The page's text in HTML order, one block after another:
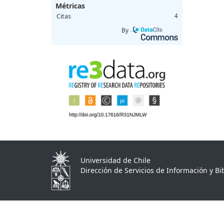
Métricas
Citas 4
By
Universidad de Chile
Dirección de Servicios de Información y